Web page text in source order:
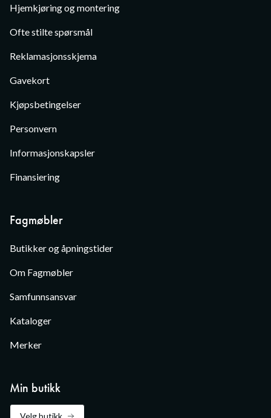
Hjemkjøring og montering
Ofte stilte spørsmål
Reklamasjonsskjema
Gavekort
Kjøpsbetingelser
Personvern
Informasjonskapsler
Finansiering
Fagmøbler
Butikker og åpningstider
Om Fagmøbler
Samfunnsansvar
Kataloger
Merker
Min butikk
Velg butikk